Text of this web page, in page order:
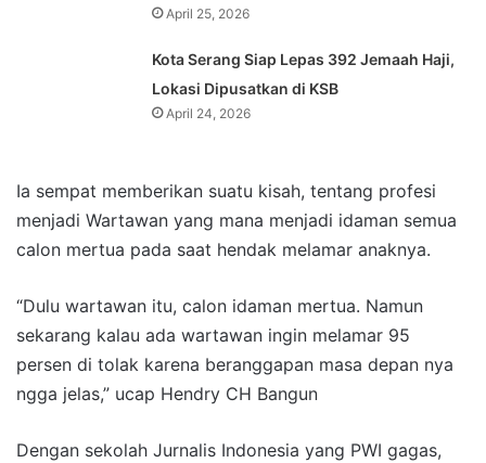
April 25, 2026
Kota Serang Siap Lepas 392 Jemaah Haji,
Lokasi Dipusatkan di KSB
April 24, 2026
Ia sempat memberikan suatu kisah, tentang profesi
menjadi Wartawan yang mana menjadi idaman semua
calon mertua pada saat hendak melamar anaknya.
“Dulu wartawan itu, calon idaman mertua. Namun
sekarang kalau ada wartawan ingin melamar 95
persen di tolak karena beranggapan masa depan nya
ngga jelas,” ucap Hendry CH Bangun
Dengan sekolah Jurnalis Indonesia yang PWI gagas,